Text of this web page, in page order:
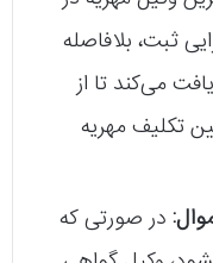
وکیل مهریه در
ثبت، بلافاصله
می‌کند تا از
تکلیف مهریه
در صورتی که